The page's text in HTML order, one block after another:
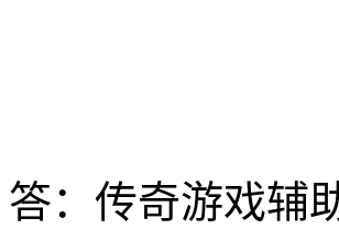
答：传奇游戏辅